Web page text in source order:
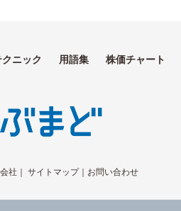
クニック 用語集 株価チャート
社 ｜ サイトマップ｜ お問い合わせ